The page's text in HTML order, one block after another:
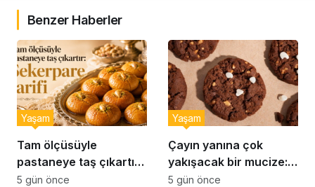
Benzer Haberler
Tam ölçüsüyle
pastaneye taş çıkartır:
Şekerpare tarifi
Yaşam
5 gün önce
Çayın yanına çok
yakışacak bir mucize:
Brownie tadında ıslak
Yaşam
5 gün önce